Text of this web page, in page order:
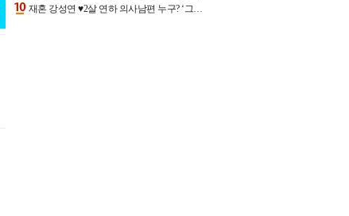
재혼 강성연 ♥2살 연하 의사남편 누구? ‘그알’ 자문의에 훈남 비주얼 초엘리트 스펙 [종합]